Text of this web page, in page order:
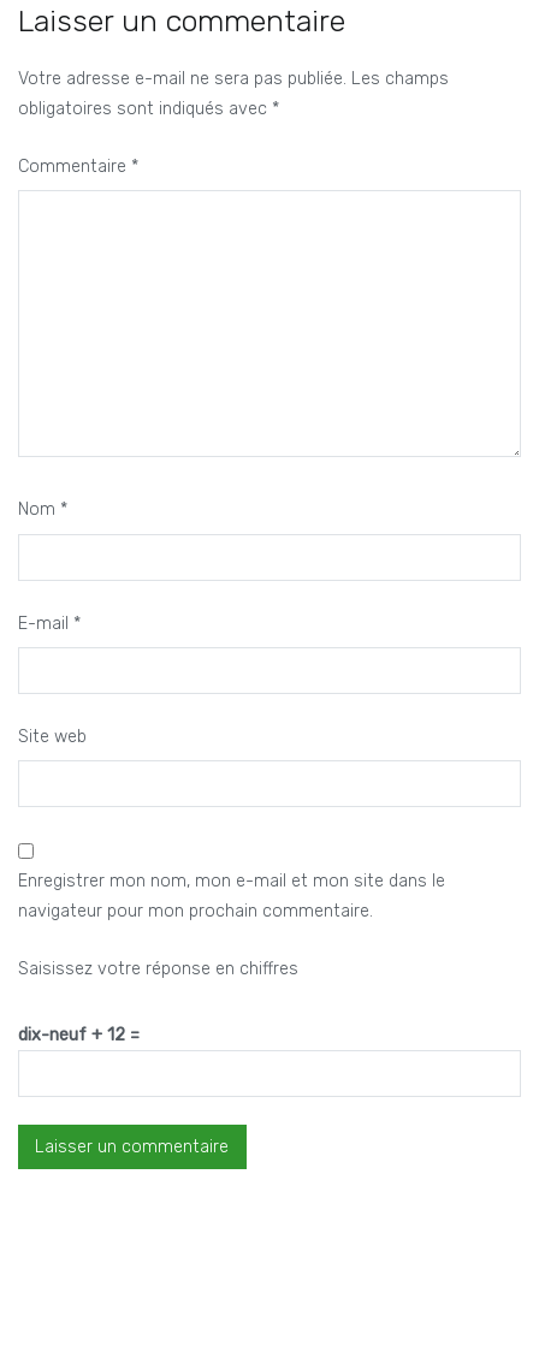
Laisser un commentaire
Votre adresse e-mail ne sera pas publiée. Les champs
obligatoires sont indiqués avec *
Commentaire *
Nom *
E-mail *
Site web
Enregistrer mon nom, mon e-mail et mon site dans le
navigateur pour mon prochain commentaire.
Saisissez votre réponse en chiffres
dix-neuf + 12 =